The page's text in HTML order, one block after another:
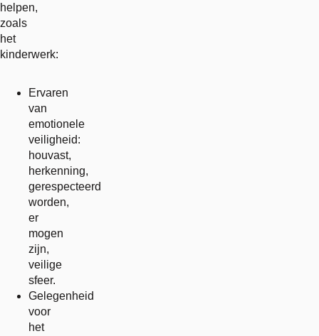
helpen,
zoals
het
kinderwerk:
Ervaren
van
emotionele
veiligheid:
houvast,
herkenning,
gerespecteerd
worden,
er
mogen
zijn,
veilige
sfeer.
Gelegenheid
voor
het